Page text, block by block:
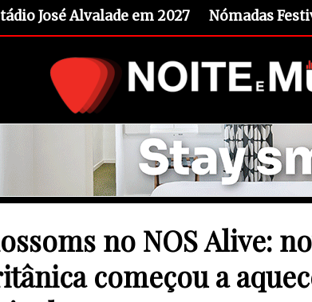
José Alvalade em 2027 Nómadas
no NOS Alive:
começou a